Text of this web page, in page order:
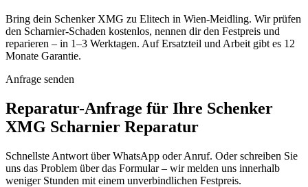
Bring dein Schenker XMG zu Elitech in Wien-Meidling. Wir prüfen
den Scharnier-Schaden kostenlos, nennen dir den Festpreis und
reparieren – in 1–3 Werktagen. Auf Ersatzteil und Arbeit gibt es 12
Monate Garantie.
Anfrage senden
Reparatur-Anfrage für Ihre Schenker
XMG Scharnier Reparatur
Schnellste Antwort über WhatsApp oder Anruf. Oder schreiben Sie
uns das Problem über das Formular – wir melden uns innerhalb
weniger Stunden mit einem unverbindlichen Festpreis.